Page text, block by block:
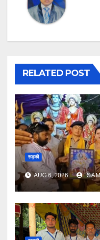
RELATED POST
रूड़की
AUG 6, 2026